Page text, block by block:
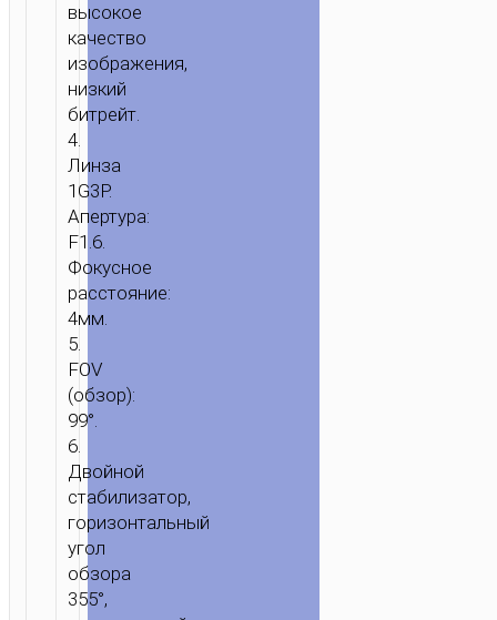
высокое
качество
изображения,
низкий
битрейт.
4.
Линза
1G3P.
Апертура:
F1.6.
Фокусное
расстояние:
4мм.
5.
FOV
(обзор):
99°.
6.
Двойной
стабилизатор,
горизонтальный
угол
обзора
355°,